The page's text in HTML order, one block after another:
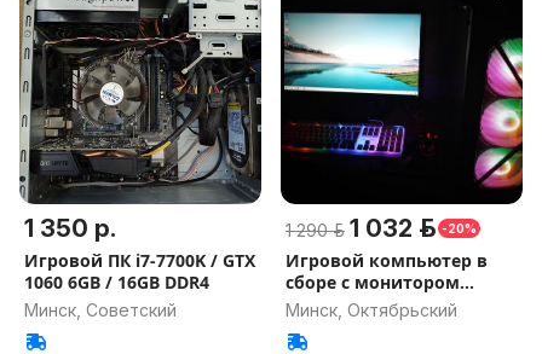
1 350 р.
Игровой ПК i7-7700K / GTX
1060 6GB / 16GB DDR4
Минск, Советский
1 290 р. 1 032 р. -20%
Игровой компьютер в
сборе с монитором
24дюйма
Минск, Октябрьский